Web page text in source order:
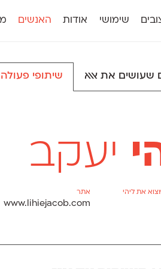
שימושי אודות האנשים
שעושים את אאא שיתופי פעולה
יעקב
את ליהי אתר
www.lihiejacob.com